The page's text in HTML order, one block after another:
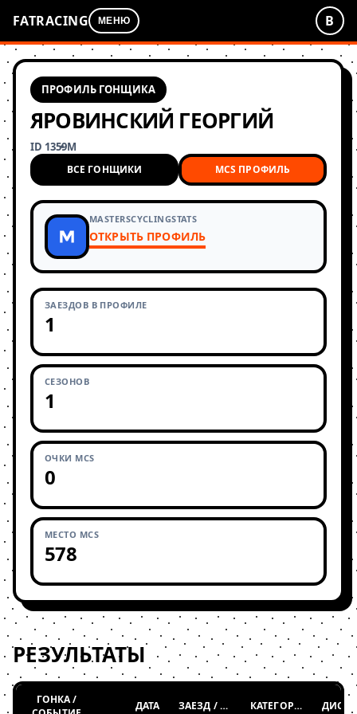
FATRACING МЕНЮ В
ПРОФИЛЬ ГОНЩИКА
ЯРОВИНСКИЙ ГЕОРГИЙ
ID 1359М
ВСЕ ГОНЩИКИ MCS ПРОФИЛЬ
MASTERSCYCLINGSTATS
ОТКРЫТЬ ПРОФИЛЬ
ЗАЕЗДОВ В ПРОФИЛЕ
1
СЕЗОНОВ
1
ОЧКИ MCS
0
МЕСТО MCS
578
РЕЗУЛЬТАТЫ
ГОНКА /
ДАТА ЗАЕЗД / ТАБЛИЦА КАТЕГОРИЯ